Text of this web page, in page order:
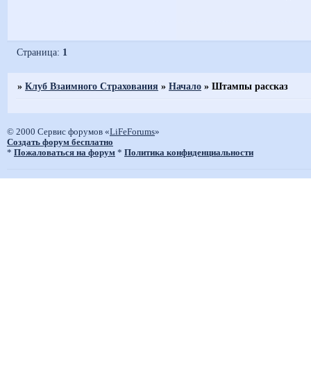
Страница: 1
»Клуб Взаимного Страхования »Начало »Штампы рассказ
© 2000 Сервис форумов «LiFeForums»
Создать форум бесплатно
* Пожаловаться на форум * Политика конфиденциальности